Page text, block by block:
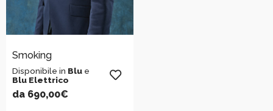
Smoking
Disponibile in Blu e
Blu Elettrico
da 690,00€